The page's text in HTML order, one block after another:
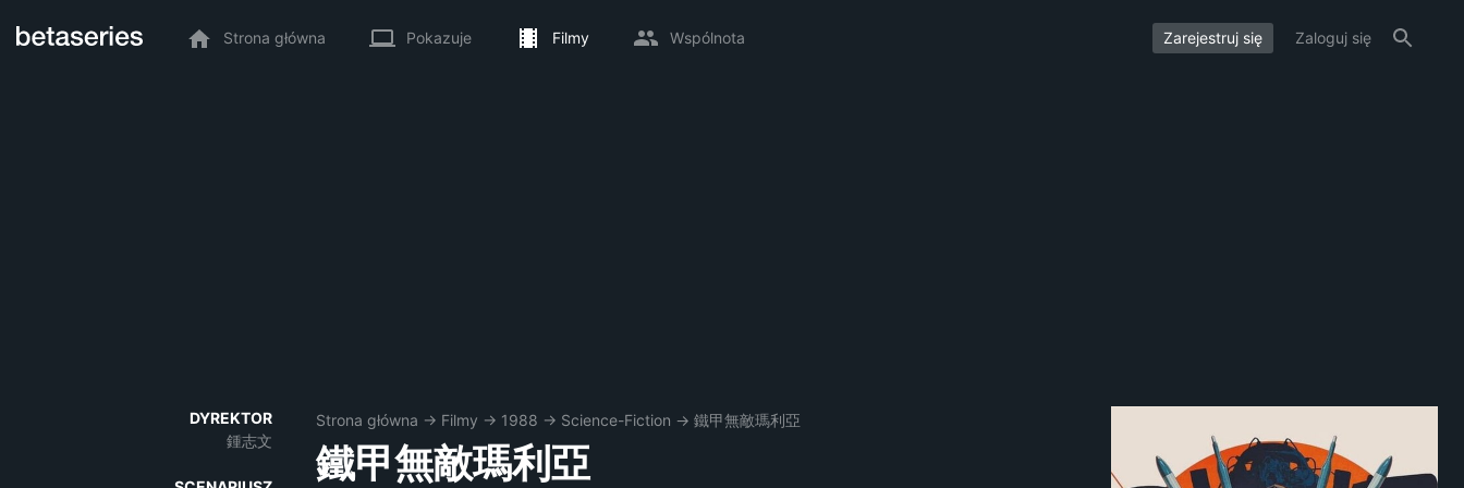
Strona główna Pokazuje Filmy Wspólnota Zarejestruj się Zaloguj się
DYREKTOR
鍾志文
Strona główna → Filmy → 1988 → Science-Fiction → 鐵甲無敵瑪利亞
鐵甲無敵瑪利亞